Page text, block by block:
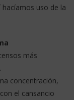
uso de la
más
concentración,
el cansancio